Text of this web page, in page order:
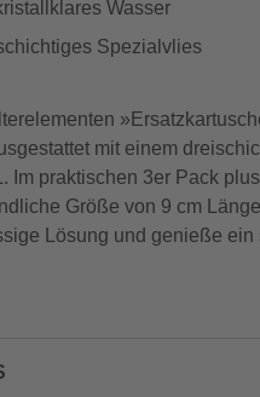
Wasser
Spezialvlies
mit einem
Im praktischen 3er Pack
Größe von 9 cm
Lösung und genieße